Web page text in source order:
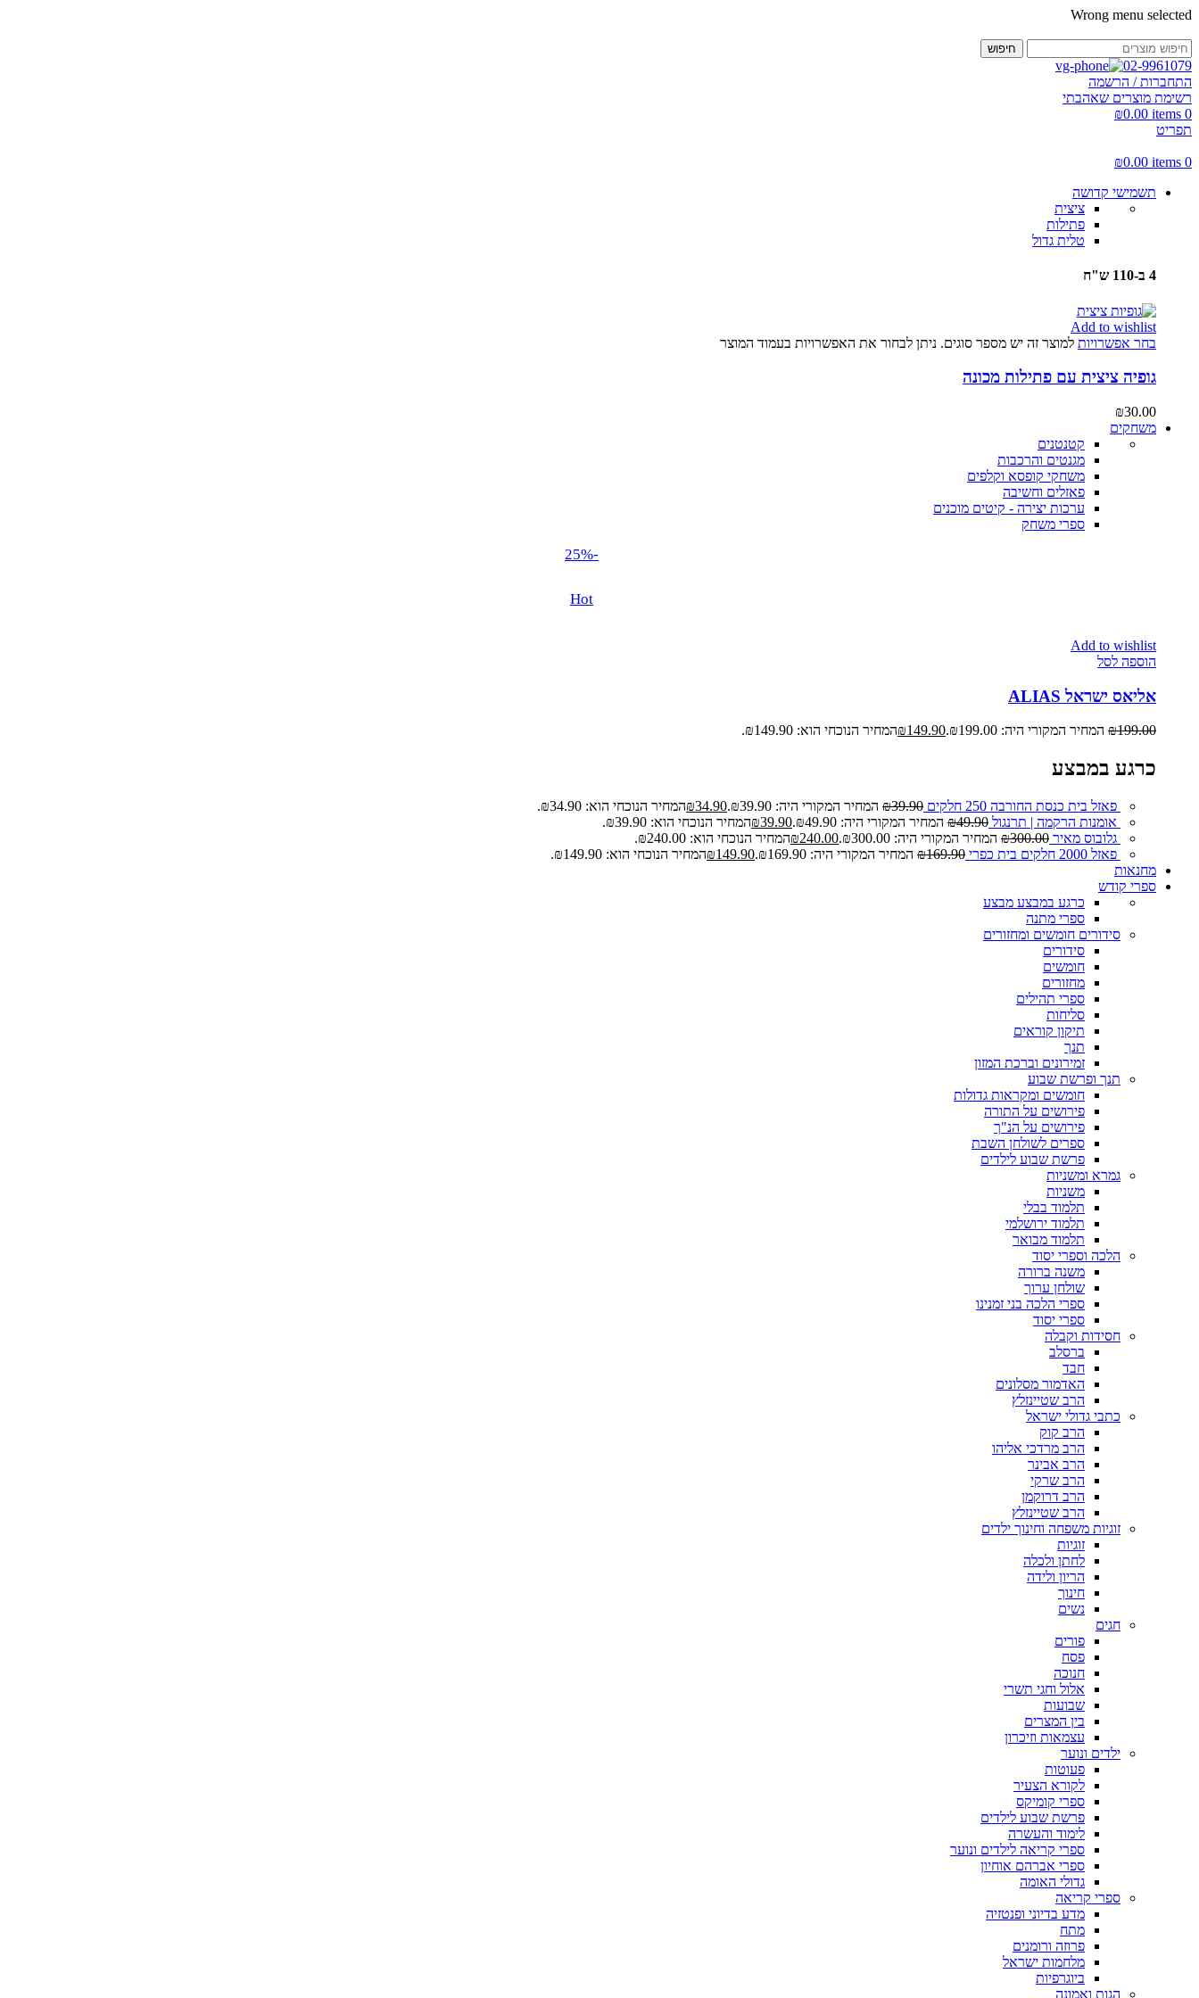
Wrong menu selected
חיפוש
02-9961079
התחברות / הרשמה
רשימת מוצרים שאהבתי
0
items
₪0.00
תפריט
0
items
₪0.00
תשמישי קדושה
ציצית
פתילות
טלית גדול
4 ב-110 ש"ח
Add to wishlist
בחר אפשרויות למוצר זה יש מספר סוגים. ניתן לבחור את האפשרויות בעמוד המוצר
גופיה ציצית עם פתילות מכונה
₪30.00
משחקים
קטנטנים
מגנטים והרכבות
משחקי קופסא וקלפים
פאזלים וחשיבה
ערכות יצירה - קיטים מוכנים
ספרי משחק
-25%
Hot
Add to wishlist
הוספה לסל
אליאס ישראל ALIAS
₪199.00 המחיר המקורי היה: ₪199.00. ₪149.90 המחיר הנוכחי הוא: ₪149.90.
כרגע במבצע
פאזל בית כנסת החורבה 250 חלקים ₪39.90 המחיר המקורי היה: ₪39.90. ₪34.90
המחיר הנוכחי הוא: ₪34.90.
אומנות הרקמה | תרנגול
₪49.90 המחיר המקורי היה: ₪49.90. ₪39.90
המחיר הנוכחי הוא: ₪39.90.
גלובוס מאיר
₪300.00 המחיר המקורי היה: ₪300.00. ₪240.00
המחיר הנוכחי הוא: ₪240.00.
פאזל 2000 חלקים בית כפרי
₪169.90 המחיר המקורי היה: ₪169.90. ₪149.90
המחיר הנוכחי הוא: ₪149.90.
מחנאות
ספרי קודש
כרגע במבצע מבצע
ספרי מתנה
סידורים חומשים ומחזורים
סידורים
חומשים
מחזורים
ספרי תהילים
סליחות
תיקון קוראים
תנך
זמירונים וברכת המזון
תנך ופרשת שבוע
חומשים ומקראות גדולות
פירושים על התורה
פירושים על הנ"ך
ספרים לשולחן השבת
פרשת שבוע לילדים
גמרא ומשניות
משניות
תלמוד בבלי
תלמוד ירושלמי
תלמוד מבואר
הלכה וספרי יסוד
משנה ברורה
שולחן ערוך
ספרי הלכה בני זמנינו
ספרי יסוד
חסידות וקבלה
ברסלב
חבד
האדמור מסלונים
הרב שטיינזלץ
כתבי גדולי ישראל
הרב קוק
הרב מרדכי אליהו
הרב אבינר
הרב שרקי
הרב דרוקמן
הרב שטיינזלץ
זוגיות משפחה וחינוך ילדים
זוגיות
לחתן ולכלה
הריון ולידה
חינוך
נשים
חגים
פורים
פסח
חנוכה
אלול וחגי תשרי
שבועות
בין המצרים
עצמאות וזיכרון
ילדים ונוער
פעוטות
לקורא הצעיר
ספרי קומיקס
פרשת שבוע לילדים
לימוד והעשרה
ספרי קריאה לילדים ונוער
ספרי אברהם אוחיון
גדולי האומה
ספרי קריאה
מדע בדיוני ופנטזיה
מתח
פרוזה ורומנים
מלחמות ישראל
ביוגרפיות
הגות ואמונה